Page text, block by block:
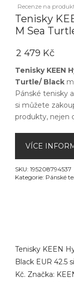
Recenze na
Tenisky
M Sea
2 479 Kč
Tenisky KEEN
Turtle/ Black
Pánské tenisky
si můžete
produkty, nejen
VÍCE
SKU: 195208794537
Kategorie: Pánské
Tenisky KEEN
Black EUR 42.5
Kč. Značka: